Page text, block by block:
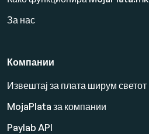
За нас
Компании
Извештај за плата ширум светот
MojaPlata за компании
Paylab API